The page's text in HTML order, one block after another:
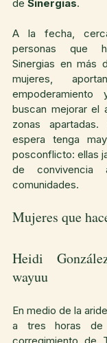
de Sinergias.
A la fecha,
personas que
Sinergias en más
mujeres,
buscan mejorar el
zonas
espera tenga
posconflicto: ellas
de
comunidades.
Mujeres que
Heidi
wayuu
En medio de la
a tres horas de